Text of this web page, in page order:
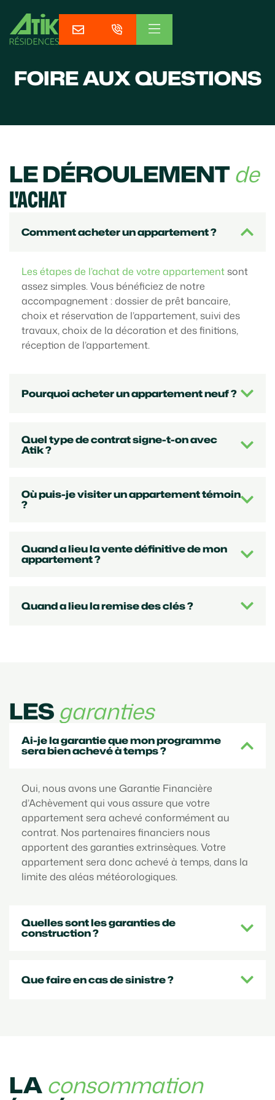
FOIRE AUX QUESTIONS
LE DÉROULEMENTde
L'ACHAT
Comment acheter un appartement ?
Les étapes de l’achat de votre appartement sont
assez simples. Vous bénéficiez de notre
accompagnement : dossier de prêt bancaire,
choix et réservation de l’appartement, suivi des
travaux, choix de la décoration et des finitions,
réception de l’appartement.
Pourquoi acheter un appartement neuf ?
Quel type de contrat signe-t-on avec
Atik ?
Où puis-je visiter un appartement témoin
?
Quand a lieu la vente définitive de mon
appartement ?
Quand a lieu la remise des clés ?
LES garanties
Ai-je la garantie que mon programme
sera bien achevé à temps ?
Oui, nous avons une Garantie Financière
d’Achèvement qui vous assure que votre
appartement sera achevé conformément au
contrat. Nos partenaires financiers nous
apportent des garanties extrinsèques. Votre
appartement sera donc achevé à temps, dans la
limite des aléas météorologiques.
Quelles sont les garanties de
construction ?
Que faire en cas de sinistre ?
LA consommation